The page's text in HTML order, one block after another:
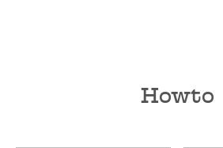
Howto